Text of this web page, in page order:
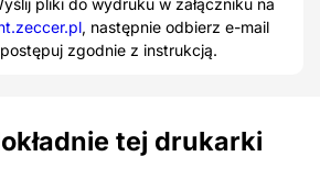
, następnie odbierz e-mail
zgodnie z instrukcją.
tej drukarki